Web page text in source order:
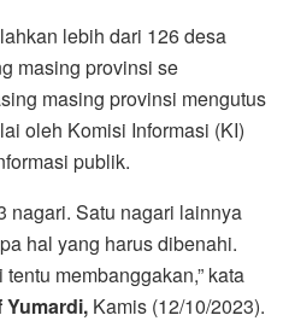
lebih dari 126 desa
masing provinsi se
masing provinsi mengutus
oleh Komisi Informasi (KI)
publik.
nagari. Satu nagari lainnya
hal yang harus dibenahi.
membanggakan,” kata
Yumardi, Kamis (12/10/2023).